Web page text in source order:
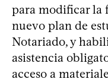
para modificar la
nuevo plan de
Notariado, y
asistencia
acceso a